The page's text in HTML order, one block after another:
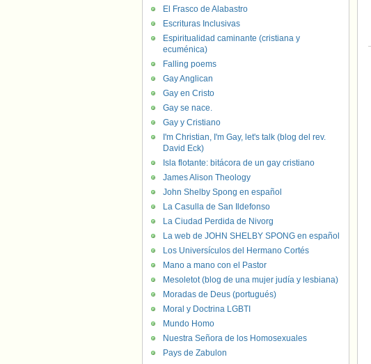
El Frasco de Alabastro
Escrituras Inclusivas
Espiritualidad caminante (cristiana y
ecuménica)
Falling poems
Gay Anglican
Gay en Cristo
Gay se nace.
Gay y Cristiano
I'm Christian, I'm Gay, let's talk (blog del rev.
David Eck)
Isla flotante: bitácora de un gay cristiano
James Alison Theology
John Shelby Spong en español
La Casulla de San Ildefonso
La Ciudad Perdida de Nivorg
La web de JOHN SHELBY SPONG en español
Los Universículos del Hermano Cortés
Mano a mano con el Pastor
Mesoletot (blog de una mujer judía y lesbiana)
Moradas de Deus (portugués)
Moral y Doctrina LGBTI
Mundo Homo
Nuestra Señora de los Homosexuales
Pays de Zabulon